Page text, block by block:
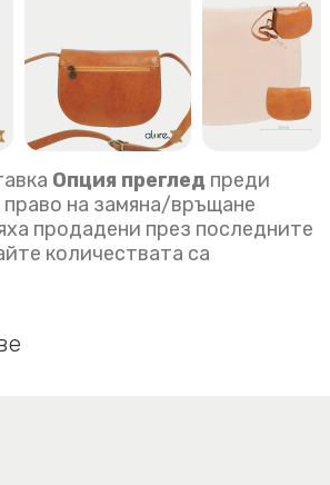
Опция преглед преди
право на замяна/връщане
продадени през последните
количествата са